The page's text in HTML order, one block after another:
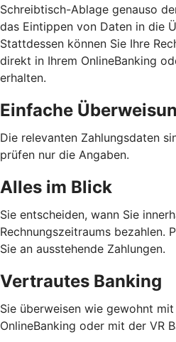
Schreibtisch-Ablage genauso
das Eintippen von Daten in die
Stattdessen können Sie Ihre
direkt in Ihrem OnlineBanking
erhalten.
Einfache
Die relevanten Zahlungsdaten
prüfen nur die Angaben.
Alles im Blick
Sie entscheiden, wann Sie
Rechnungszeitraums bezahlen.
Sie an ausstehende Zahlungen.
Vertrautes Banking
Sie überweisen wie gewohnt
OnlineBanking oder mit der VR